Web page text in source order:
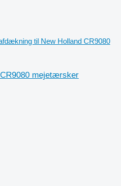
til New Holland CR9080
mejetærsker